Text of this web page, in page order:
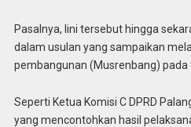
Pasalnya, lini tersebut hingga
dalam usulan yang sampaikan
pembangunan (Musrenbang) pada
Seperti Ketua Komisi C DPRD
yang mencontohkan hasil